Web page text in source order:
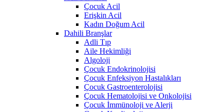
Çocuk Acil
Erişkin Acil
Kadın Doğum Acil
Dahili Branşlar
Adli Tıp
Aile Hekimliği
Algoloji
Çocuk Endokrinolojisi
Çocuk Enfeksiyon Hastalıkları
Çocuk Gastroenterolojisi
Çocuk Hematolojisi ve Onkolojisi
Çocuk İmmünoloji ve Alerji